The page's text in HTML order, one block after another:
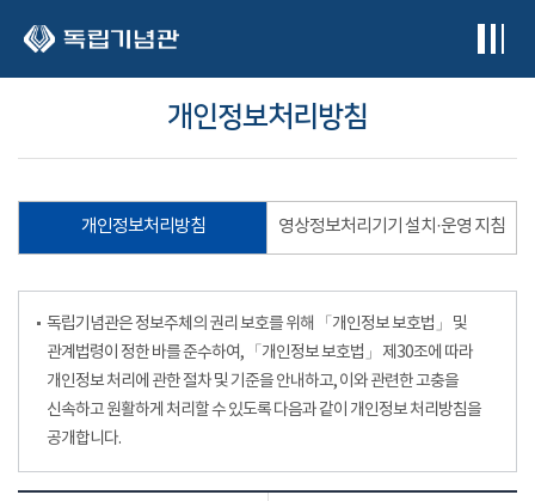
개인정보처리방침
개인정보처리방침 영상정보처리기기 설치·운영 지침
독립기념관은 정보주체의 권리 보호를 위해 「개인정보 보호법」 및
관계법령이 정한 바를 준수하여, 「개인정보 보호법」 제30조에 따라
개인정보 처리에 관한 절차 및 기준을 안내하고, 이와 관련한 고충을
신속하고 원활하게 처리할 수 있도록 다음과 같이 개인정보 처리방침을
공개합니다.